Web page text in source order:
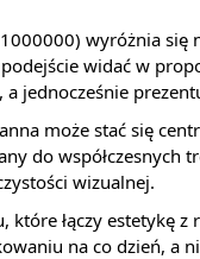
wyróżnia
widać w
a jednocześnie
może stać się
do współczesnych
wizualnej.
które łączy estetykę
na co dzień, a